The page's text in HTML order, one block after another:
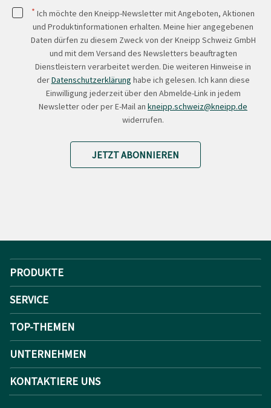
* Ich möchte den Kneipp-Newsletter mit Angeboten, Aktionen
und Produktinformationen erhalten. Meine hier angegebenen
Daten dürfen zu diesem Zweck von der Kneipp Schweiz GmbH
und mit dem Versand des Newsletters beauftragten
Dienstleistern verarbeitet werden. Die weiteren Hinweise in
derDatenschutzerklärung habe ich gelesen. Ich kann diese
Einwilligung jederzeit über den Abmelde-Link in jedem
Newsletter oder per E-Mail an kneipp.schweiz@kneipp.de
widerrufen.
JETZT ABONNIEREN
PRODUKTE
SERVICE
TOP-THEMEN
UNTERNEHMEN
KONTAKTIERE UNS